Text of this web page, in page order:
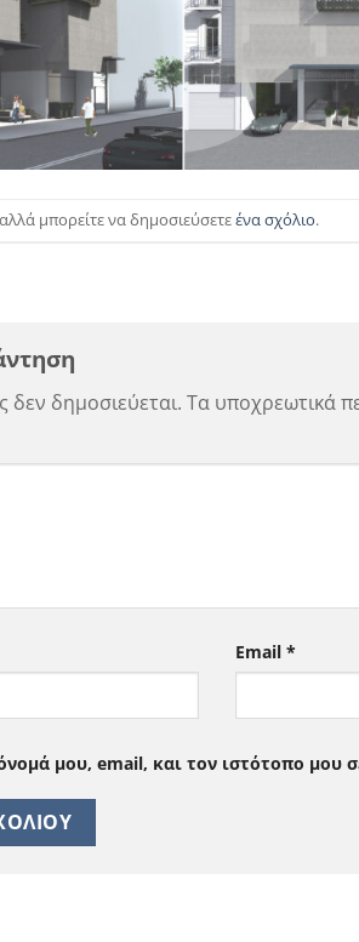
αλλά μπορείτε να δημοσιεύσετεένα σχόλιο.
δεν δημοσιεύεται. Τα υποχρεωτικά
Email*
μου, email, και τον ιστότοπο μου